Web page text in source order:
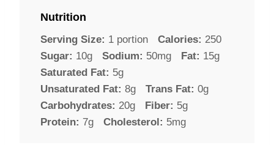
Nutrition
Serving Size: 1 portion Calories: 250
Sugar: 10g Sodium: 50mg Fat: 15g
Saturated Fat: 5g
Unsaturated Fat: 8g Trans Fat: 0g
Carbohydrates: 20g Fiber: 5g
Protein: 7g Cholesterol: 5mg